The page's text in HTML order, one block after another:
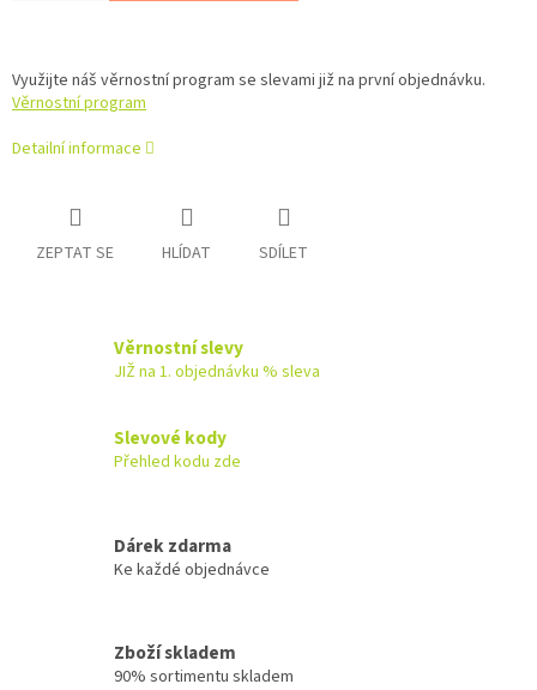
Využijte náš věrnostní program se slevami již na první objednávku.
Věrnostní program
Detailní informace
ZEPTAT SE HLÍDAT SDÍLET
Věrnostní slevy
JIŽ na 1. objednávku % sleva
Slevové kody
Přehled kodu zde
Dárek zdarma
Ke každé objednávce
Zboží skladem
90% sortimentu skladem